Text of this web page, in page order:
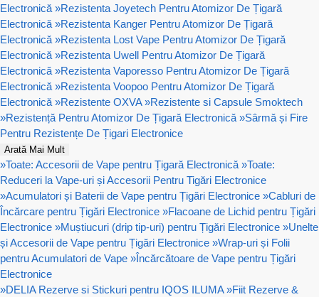
Electronică »Rezistenta Joyetech Pentru Atomizor De Țigară
Electronică »Rezistenta Kanger Pentru Atomizor De Țigară
Electronică »Rezistenta Lost Vape Pentru Atomizor De Țigară
Electronică »Rezistenta Uwell Pentru Atomizor De Țigară
Electronică »Rezistenta Vaporesso Pentru Atomizor De Țigară
Electronică »Rezistenta Voopoo Pentru Atomizor De Țigară
Electronică »Rezistente OXVA »Rezistente si Capsule Smoktech
»Rezistență Pentru Atomizor De Țigară Electronică »Sârmă și Fire
Pentru Rezistențe De Țigari Electronice
Arată Mai Mult
»Toate: Accesorii de Vape pentru Țigară Electronică »Toate:
Reduceri la Vape-uri și Accesorii Pentru Tigări Electronice
»Acumulatori și Baterii de Vape pentru Țigări Electronice »Cabluri de
Încărcare pentru Țigări Electronice »Flacoane de Lichid pentru Țigări
Electronice »Muștiucuri (drip tip-uri) pentru Țigări Electronice »Unelte
și Accesorii de Vape pentru Țigări Electronice »Wrap-uri și Folii
pentru Acumulatori de Vape »Încărcătoare de Vape pentru Țigări
Electronice
»DELIA Rezerve si Stickuri pentru IQOS ILUMA »Fiit Rezerve &